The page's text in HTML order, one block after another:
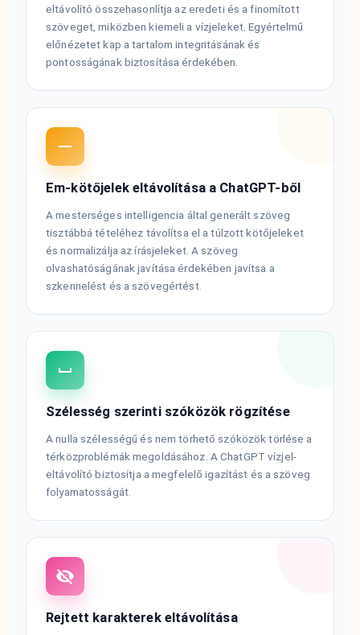
eltávolító összehasonlítja az eredeti és a finomított
szöveget, miközben kiemeli a vízjeleket. Egyértelmű
előnézetet kap a tartalom integritásának és
pontosságának biztosítása érdekében.
Em-kötőjelek eltávolítása a ChatGPT-ből
A mesterséges intelligencia által generált szöveg
tisztábbá tételéhez távolítsa el a túlzott kötőjeleket
és normalizálja az írásjeleket. A szöveg
olvashatóságának javítása érdekében javítsa a
szkennelést és a szövegértést.
Szélesség szerinti szóközök rögzítése
A nulla szélességű és nem törhető szóközök törlése a
térközproblémák megoldásához. A ChatGPT vízjel-
eltávolító biztosítja a megfelelő igazítást és a szöveg
folyamatosságát.
Rejtett karakterek eltávolítása